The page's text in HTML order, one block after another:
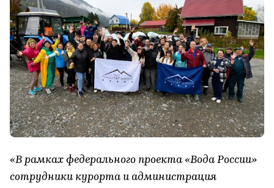
«В рамках федерального проекта «Вода России»
сотрудники курорта и администрация